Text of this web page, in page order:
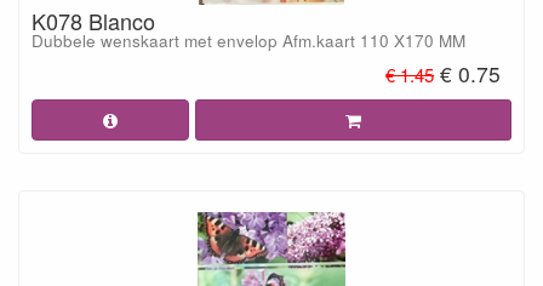
K078 Blanco
Dubbele wenskaart met envelop Afm.kaart 110 X170 MM
€ 1.45 € 0.75